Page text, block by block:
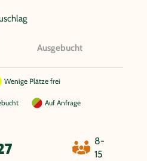
Ausgebucht
Wenige Plätze frei
Auf Anfrage
8-
15